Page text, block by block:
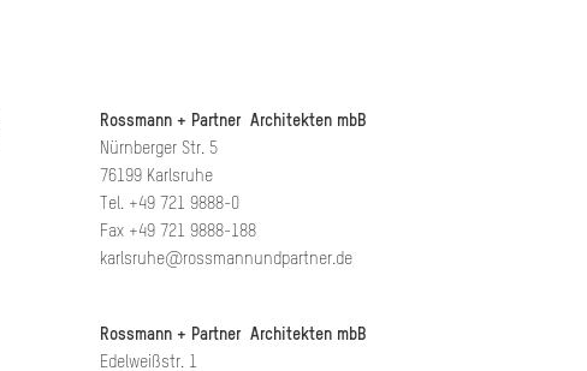
Rossmann + Partner Architekten mbB
Nürnberger Str. 5
76199 Karlsruhe
Tel. +49 721 9888-0
Fax +49 721 9888-188
karlsruhe@rossmannundpartner.de
Rossmann + Partner Architekten mbB
Edelweißstr. 1